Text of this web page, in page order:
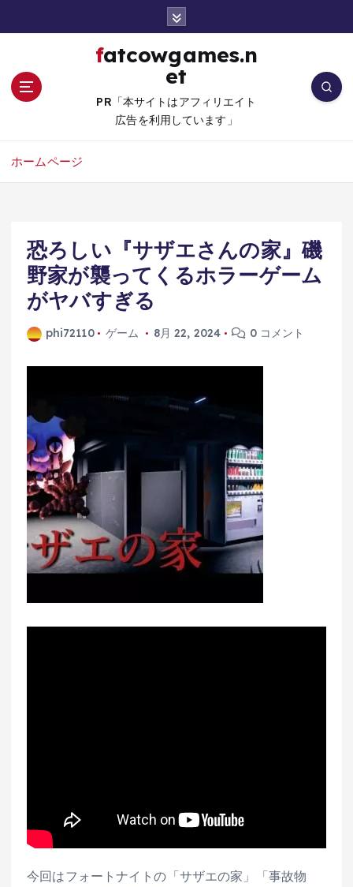
fatcowgames.n
et
PR「本サイトはアフィリエイト
広告を利用しています」
ホームページ
恐ろしい『サザエさんの家』磯
野家が襲ってくるホラーゲーム
がヤバすぎる
phi72110 ゲーム 8月 22, 2024 0 コメント
今回はフォートナイトの「サザエの家」「事故物